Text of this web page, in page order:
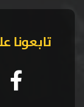
تابعونا